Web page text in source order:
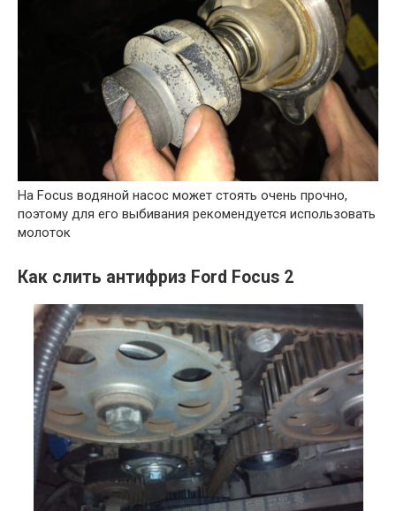
На Focus водяной насос может стоять очень прочно,
поэтому для его выбивания рекомендуется использовать
молоток
Как слить антифриз Ford Focus 2